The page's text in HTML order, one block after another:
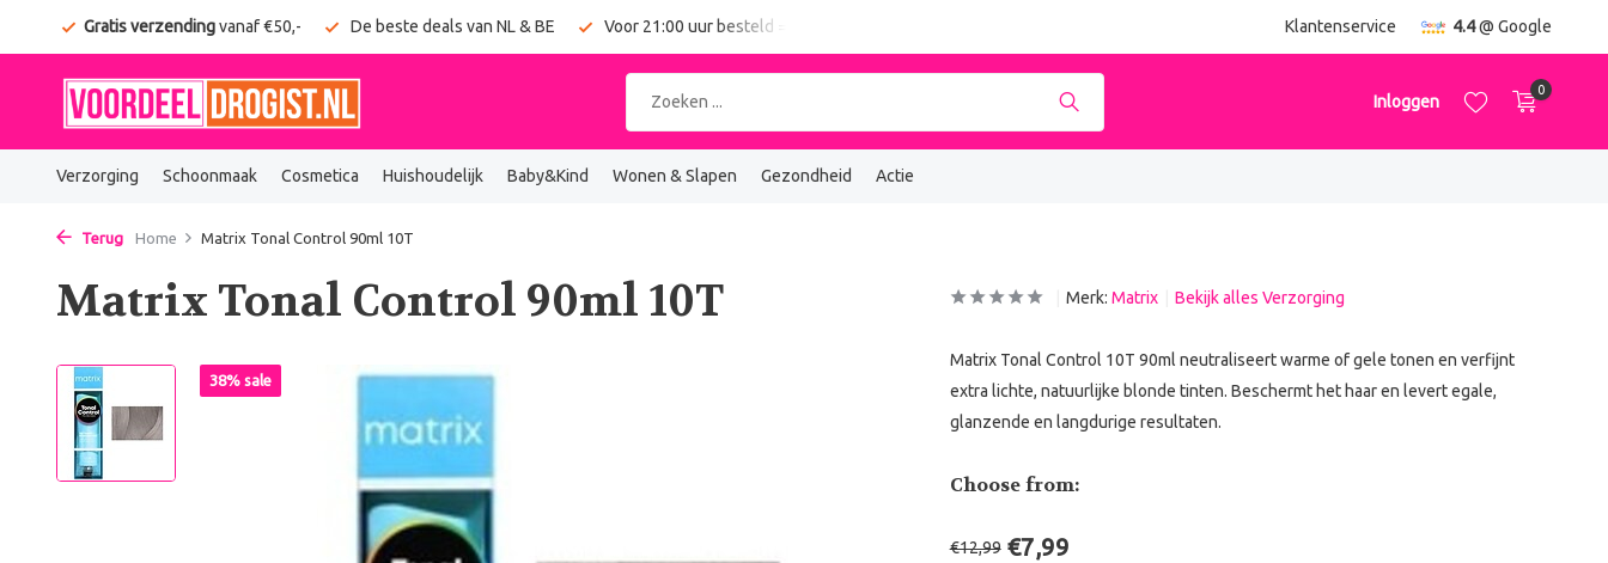
Gratis verzendingvanaf €50,- De beste deals van NL & BE Voor 21:00 uur besteld = vandaag verzonden Klantenservice 4.4@ Google
Inloggen
0
Verzorging Schoonmaak Cosmetica Huishoudelijk Baby&Kind Wonen & Slapen Gezondheid Actie
Terug Home Matrix Tonal Control 90ml 10T
Matrix Tonal Control 90ml 10T
38% sale
Merk: Matrix Bekijk alles Verzorging
Matrix Tonal Control 10T 90ml neutraliseert warme of gele tonen en verfijnt
extra lichte, natuurlijke blonde tinten. Beschermt het haar en levert egale,
glanzende en langdurige resultaten.
Choose from:
€12,99 €7,99